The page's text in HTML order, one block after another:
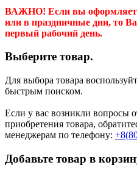
ВАЖНО! Если вы оформляете
или в праздничные дни, то
первый рабочий день.
Выберите товар.
Для выбора товара
быстрым поиском.
Если у вас возникли вопросы
приобретения товара,
менеджерам по телефону:
Добавьте товар в